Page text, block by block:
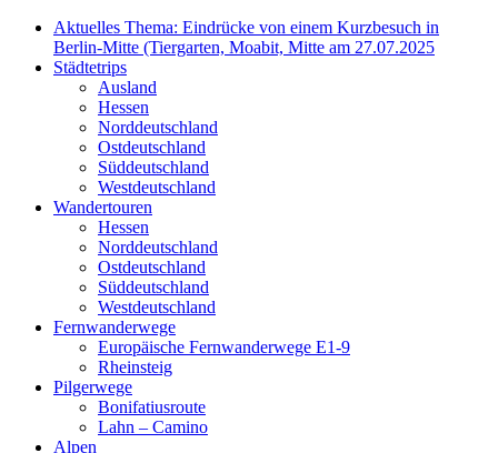
Aktuelles Thema: Eindrücke von einem Kurzbesuch in
Berlin-Mitte (Tiergarten, Moabit, Mitte am 27.07.2025
Städtetrips
Ausland
Hessen
Norddeutschland
Ostdeutschland
Süddeutschland
Westdeutschland
Wandertouren
Hessen
Norddeutschland
Ostdeutschland
Süddeutschland
Westdeutschland
Fernwanderwege
Europäische Fernwanderwege E1-9
Rheinsteig
Pilgerwege
Bonifatiusroute
Lahn – Camino
Alpen